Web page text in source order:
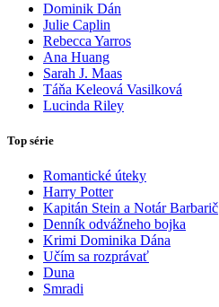
Dominik Dán
Julie Caplin
Rebecca Yarros
Ana Huang
Sarah J. Maas
Táňa Keleová Vasilková
Lucinda Riley
Top série
Romantické úteky
Harry Potter
Kapitán Stein a Notár Barbarič
Denník odvážneho bojka
Krimi Dominika Dána
Učím sa rozprávať
Duna
Smradi